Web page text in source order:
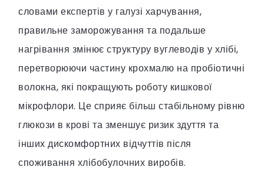
словами експертів у галузі харчування,
правильне заморожування та подальше
нагрівання змінює структуру вуглеводів у хлібі,
перетворюючи частину крохмалю на пробіотичні
волокна, які покращують роботу кишкової
мікрофлори. Це сприяє більш стабільному рівню
глюкози в крові та зменшує ризик здуття та
інших дискомфортних відчуттів після
споживання хлібобулочних виробів.